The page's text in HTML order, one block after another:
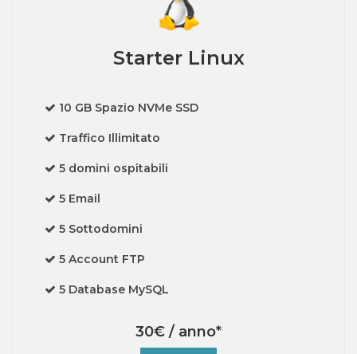
Starter Linux
10 GB Spazio NVMe SSD
Traffico Illimitato
5 domini ospitabili
5 Email
5 Sottodomini
5 Account FTP
5 Database MySQL
30€ / anno*